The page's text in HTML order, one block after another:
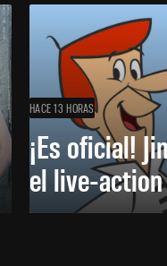
HACE 13 HORAS
¡Es oficial!
el live-